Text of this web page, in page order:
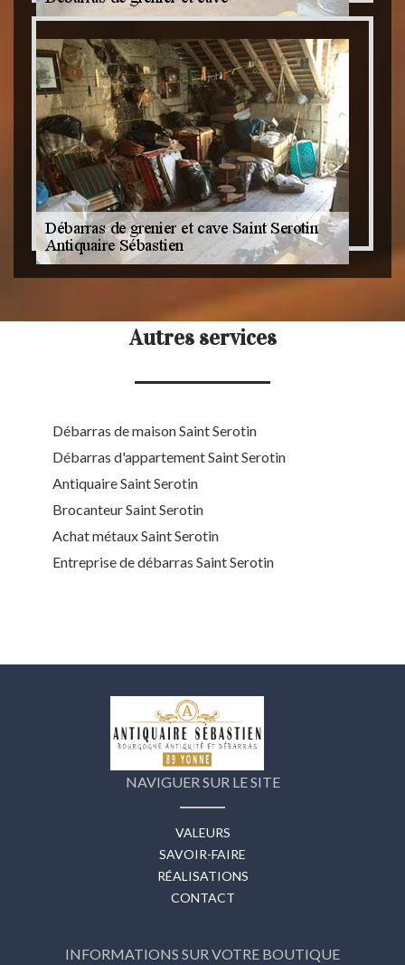
Autres services
Débarras de maison Saint Serotin
Débarras d'appartement Saint Serotin
Antiquaire Saint Serotin
Brocanteur Saint Serotin
Achat métaux Saint Serotin
Entreprise de débarras Saint Serotin
NAVIGUER SUR LE SITE
VALEURS
SAVOIR-FAIRE
RÉALISATIONS
CONTACT
INFORMATIONS SUR VOTRE BOUTIQUE